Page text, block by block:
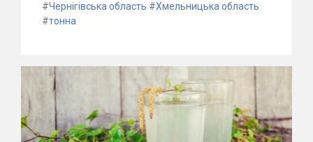
#Чернігівська область #Хмельницька область
#тонна